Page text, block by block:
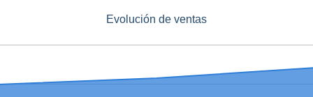
Evolución de ventas